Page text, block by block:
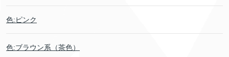
色:ピンク
色:ブラウン系（茶色）